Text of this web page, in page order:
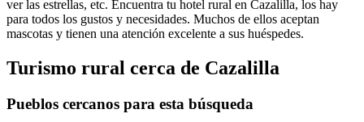
ver las estrellas, etc. Encuentra tu hotel rural en Cazalilla, los hay
para todos los gustos y necesidades. Muchos de ellos aceptan
mascotas y tienen una atención excelente a sus huéspedes.
Turismo rural cerca de Cazalilla
Pueblos cercanos para esta búsqueda